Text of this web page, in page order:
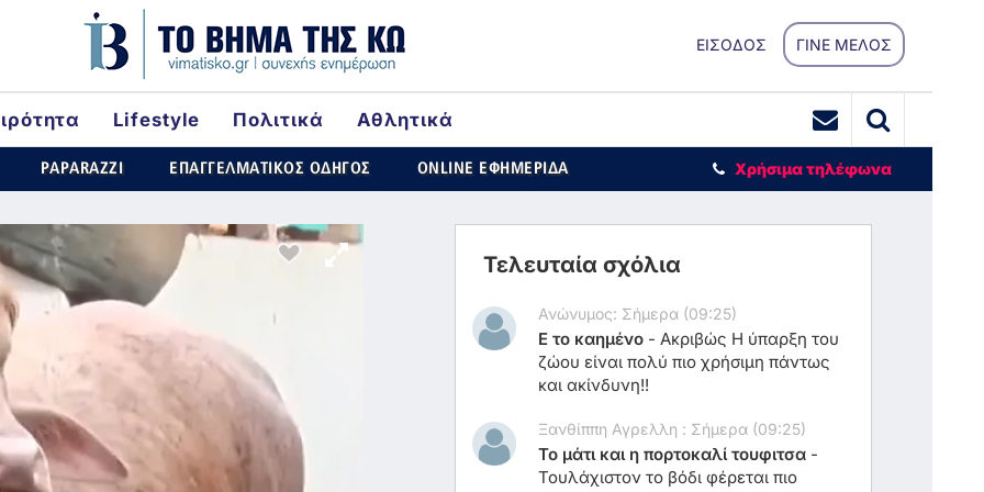
ΕΙΣΟΔΟΣ ΓΙΝΕ ΜΕΛΟΣ
Lifestyle Πολιτικά
Αθλητικά
PAPARAZZI ΕΠΑΓΓΕΛΜΑΤΙΚΟΣ ΟΔΗΓΟΣ ONLINE ΕΦΗΜΕΡΙΔΑ Χρήσιμα τηλέφωνα
Τελευταία σχόλια
Ανώνυμος: Σήμερα (09:25)
Ε το καημένο -Ακριβώς Η ύπαρξη του
ζώου είναι πολύ πιο χρήσιμη πάντως
και ακίνδυνη!!
Ξανθίππη Αγρελλη : Σήμερα (09:25)
Το μάτι και η πορτοκαλί τουφιτσα -
Τουλάχιστον το βόδι φέρεται πιο